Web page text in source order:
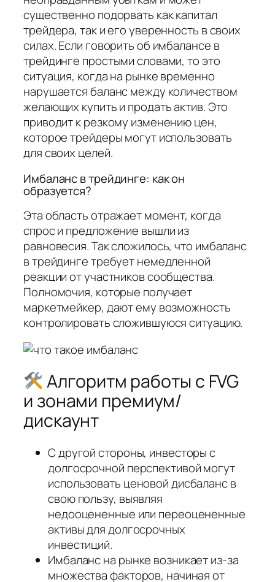
существенно подорвать как капитал
трейдера, так и его уверенность в своих
силах. Если говорить об имбалансе в
трейдинге простыми словами, то это
ситуация, когда на рынке временно
нарушается баланс между количеством
желающих купить и продать актив. Это
приводит к резкому изменению цен,
которое трейдеры могут использовать
для своих целей.
Имбаланс в трейдинге: как он
образуется?
Эта область отражает момент, когда
спрос и предложение вышли из
равновесия. Так сложилось, что имбаланс
в трейдинге требует немедленной
реакции от участников сообщества.
Полномочия, которые получает
маркетмейкер, дают ему возможность
контролировать сложившуюся ситуацию.
Алгоритм работы с FVG
и зонами премиум/
дискаунт
С другой стороны, инвесторы с
долгосрочной перспективой могут
использовать ценовой дисбаланс в
свою пользу, выявляя
недооцененные или переоцененные
активы для долгосрочных
инвестиций.
Имбаланс на рынке возникает из-за
множества факторов, начиная от